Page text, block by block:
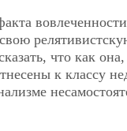
что как
к классу